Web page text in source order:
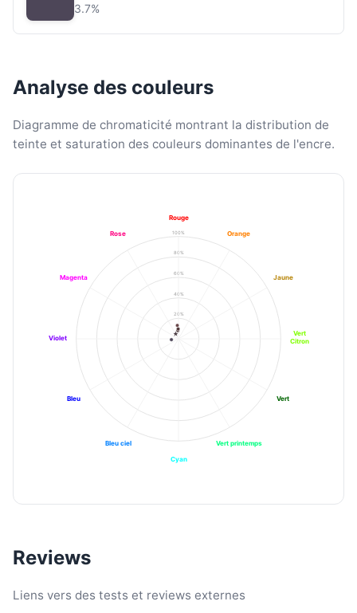
3.7%
Analyse des couleurs
Diagramme de chromaticité montrant la distribution de
teinte et saturation des couleurs dominantes de l'encre.
20%
40%
60%
80%
100%
Rouge
Orange
Jaune
Vert
Citron
Vert
Vert printemps
Cyan
Bleu ciel
Bleu
Violet
Magenta
Rose
Reviews
Liens vers des tests et reviews externes